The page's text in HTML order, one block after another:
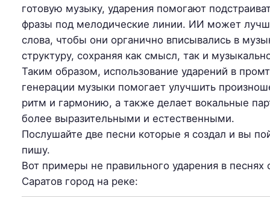
готовую музыку, ударения помогают
фразы под мелодические линии. ИИ может
слова, чтобы они органично вписывались в
структуру, сохраняя как смысл, так и
Таким образом, использование ударений в
генерации музыки помогает улучшить
ритм и гармонию, а также делает вокальные
более выразительными и естественными.
Послушайте две песни которые я создал и вы
пишу.
Вот примеры не правильного ударения в
Саратов город на реке: